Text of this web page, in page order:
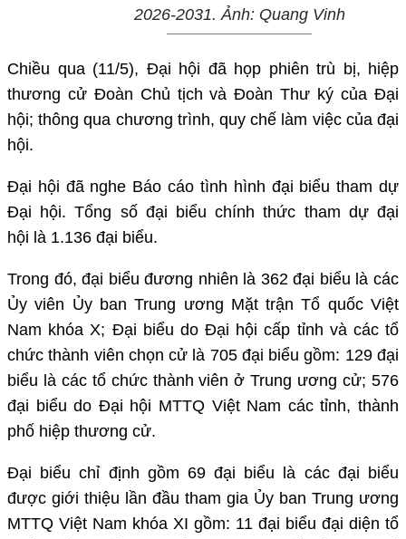
2026-2031. Ảnh: Quang Vinh
Chiều qua (11/5), Đại hội đã họp phiên trù bị, hiệp
thương cử Đoàn Chủ tịch và Đoàn Thư ký của Đại
hội; thông qua chương trình, quy chế làm việc của đại
hội.
Đại hội đã nghe Báo cáo tình hình đại biểu tham dự
Đại hội. Tổng số đại biểu chính thức tham dự đại
hội là 1.136 đại biểu.
Trong đó, đại biểu đương nhiên là 362 đại biểu là các
Ủy viên Ủy ban Trung ương Mặt trận Tổ quốc Việt
Nam khóa X; Đại biểu do Đại hội cấp tỉnh và các tổ
chức thành viên chọn cử là 705 đại biểu gồm: 129 đại
biểu là các tổ chức thành viên ở Trung ương cử; 576
đại biểu do Đại hội MTTQ Việt Nam các tỉnh, thành
phố hiệp thương cử.
Đại biểu chỉ định gồm 69 đại biểu là các đại biểu
được giới thiệu lần đầu tham gia Ủy ban Trung ương
MTTQ Việt Nam khóa XI gồm: 11 đại biểu đại diện tổ